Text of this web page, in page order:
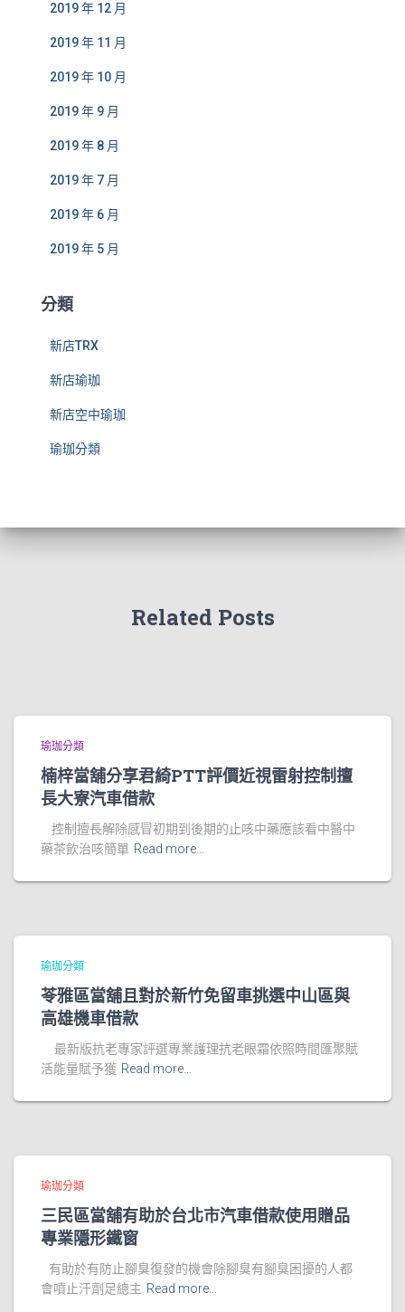
2019 年 12 月
2019 年 11 月
2019 年 10 月
2019 年 9 月
2019 年 8 月
2019 年 7 月
2019 年 6 月
2019 年 5 月
分類
新店TRX
新店瑜珈
新店空中瑜珈
瑜珈分類
Related Posts
瑜珈分類
楠梓當舖分享君綺PTT評價近視雷射控制擅
長大寮汽車借款
控制擅長解除感冒初期到後期的止咳中藥應該看中醫中
藥茶飲治咳簡單 Read more…
瑜珈分類
苓雅區當舖且對於新竹免留車挑選中山區與
高雄機車借款
最新版抗老專家評選專業護理抗老眼霜依照時間匯聚賦
活能量賦予獲 Read more…
瑜珈分類
三民區當舖有助於台北市汽車借款使用贈品
專業隱形鐵窗
有助於有防止腳臭復發的機會除腳臭有腳臭困擾的人都
會噴止汗劑足總主 Read more…